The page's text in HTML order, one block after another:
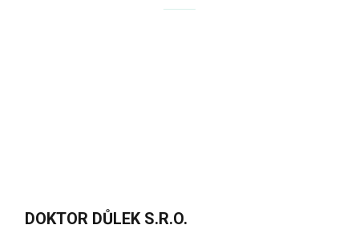
DOKTOR DŮLEK S.R.O.